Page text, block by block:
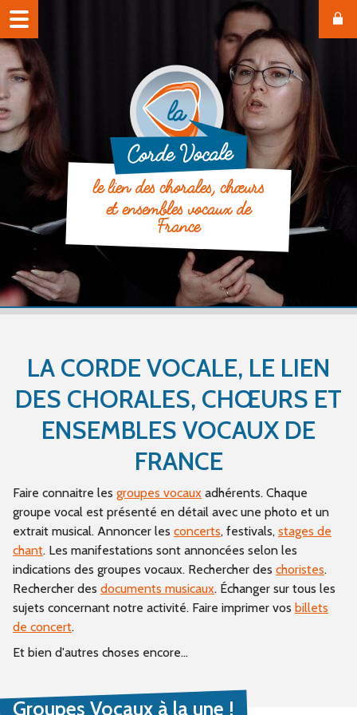
le lien des chorales, chœurs
et ensembles vocaux de
France
LA CORDE VOCALE, LE LIEN
DES CHORALES, CHŒURS ET
ENSEMBLES VOCAUX DE
FRANCE
Faire connaitre les groupes vocaux adhérents. Chaque
groupe vocal est présenté en détail avec une photo et un
extrait musical. Annoncer les concerts, festivals, stages de
chant. Les manifestations sont annoncées selon les
indications des groupes vocaux. Rechercher des choristes.
Rechercher des documents musicaux. Échanger sur tous les
sujets concernant notre activité. Faire imprimer vos billets
de concert.
Et bien d'autres choses encore...
Groupes Vocaux à la une !